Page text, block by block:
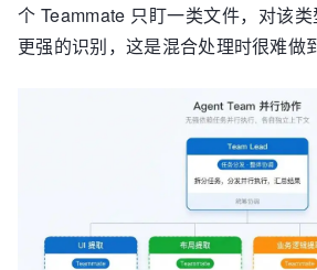
个 Teammate 只盯一类文件，对该
更强的识别，这是混合处理时很难做